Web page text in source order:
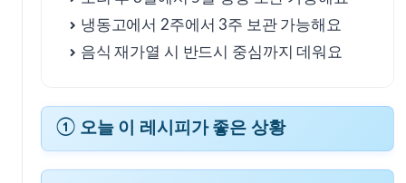
냉동고에서 2주에서 3주 보관 가능해요
음식 재가열 시 반드시 중심까지 데워요
① 오늘 이 레시피가 좋은 상황